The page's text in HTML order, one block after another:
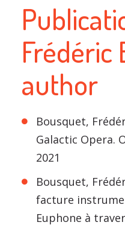
Frédéric
author
Bousquet,
Galactic Opera.
2021
Bousquet,
facture
Euphone à